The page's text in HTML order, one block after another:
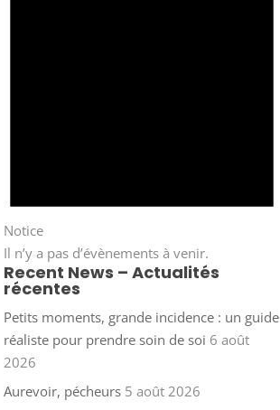
Notice
Il n’y a pas d’évènements à venir.
Recent News – Actualités
récentes
Petits moments, grande incidence : un guide
réaliste pour prendre soin de soi 6 août
2026
Aurevoir, pécheurs 5 août 2026